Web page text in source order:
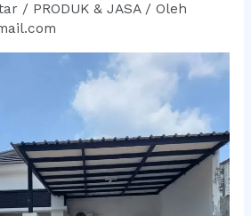
/ PRODUK & JASA/ Oleh